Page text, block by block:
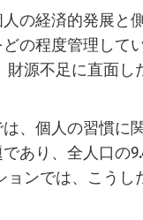
の経済的発展と
の程度管理して
源不足に直面し
、個人の習慣に
あり、全人口の
ンでは、こうし